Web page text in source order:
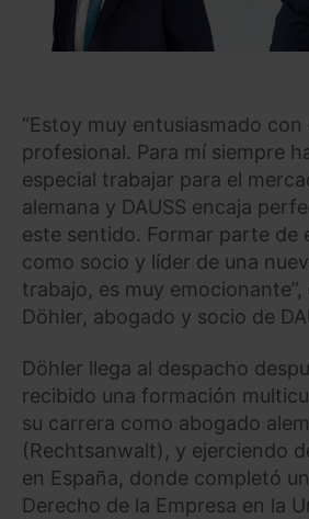
“Estoy muy entusiasmado
profesional. Para mí siempre
especial trabajar para el
alemana y DAUSS encaja
este sentido. Formar parte de
como socio y líder de una
trabajo, es muy emocionante”,
Döhler, abogado y socio de
Döhler llega al despacho
recibido una formación
su carrera como abogado
(Rechtsanwalt), y ejerciendo
en España, donde completó
Derecho de la Empresa en la